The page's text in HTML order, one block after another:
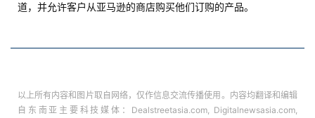
道，并允许客户从亚马逊的商店购买他们订购的产品。
以上所有内容和图片取自网络，仅作信息交流传播使用。内容均翻译和编辑
自东南亚主要科技媒体：Dealstreetasia.com, Digitalnewsasia.com,